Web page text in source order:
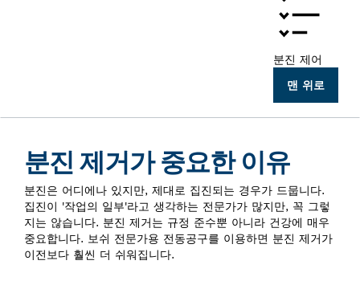
분진 제어
맨 위로
분진 제거가 중요한 이유
분진은 어디에나 있지만, 제대로 집진되는 경우가 드뭅니다.
집진이 '작업의 일부'라고 생각하는 전문가가 많지만, 꼭 그렇
지는 않습니다. 분진 제거는 규정 준수뿐 아니라 건강에 매우
중요합니다. 보쉬 전문가용 전동공구를 이용하면 분진 제거가
이전보다 훨씬 더 쉬워집니다.